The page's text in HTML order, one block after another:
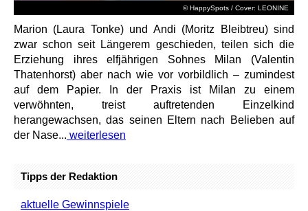
© HappySpots / Cover: LEONINE
Marion (Laura Tonke) und Andi (Moritz Bleibtreu) sind
zwar schon seit Längerem geschieden, teilen sich die
Erziehung ihres elfjährigen Sohnes Milan (Valentin
Thatenhorst) aber nach wie vor vorbildlich – zumindest
auf dem Papier. In der Praxis ist Milan zu einem
verwöhnten, treist auftretenden Einzelkind
herangewachsen, das seinen Eltern nach Belieben auf
der Nase... weiterlesen
Tipps der Redaktion
aktuelle Gewinnspiele